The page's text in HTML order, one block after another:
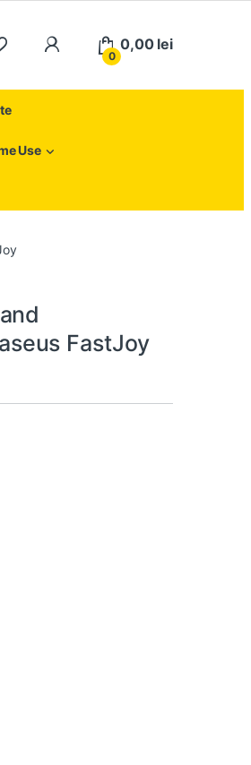
My Account
0
0,00 lei
Use
FastJoy